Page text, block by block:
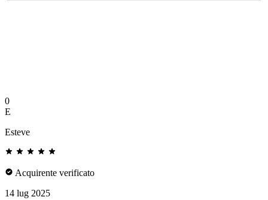
0
E
Esteve
Acquirente verificato
14 lug 2025